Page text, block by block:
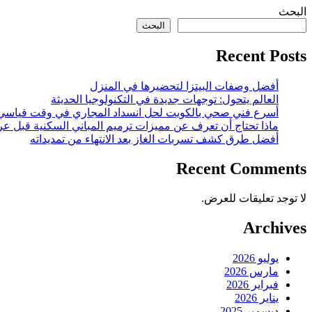
البحث
البحث
Recent Posts
أفضل وصفات البيتزا لتحضيرها في المنزل
العالم يتحول: توجهات جديدة في التكنولوجيا الحديثة
أسرع فني صحي بالكويت لحل انسداد المجاري في وقت
ماذا تحتاج أن تعرف عن مميزات ترميم المباني السكنية قبل
أفضل طرق كشف تسربات الغاز بعد الانتهاء من تمديداته
Recent Comments
لا توجد تعليقات للعرض.
Archives
يوليو 2026
مارس 2026
فبراير 2026
يناير 2026